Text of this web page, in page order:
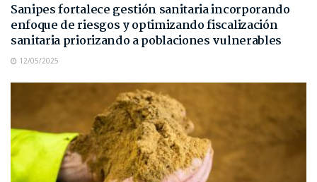
Sanipes fortalece gestión sanitaria incorporando
enfoque de riesgos y optimizando fiscalización
sanitaria priorizando a poblaciones vulnerables
12/05/2025